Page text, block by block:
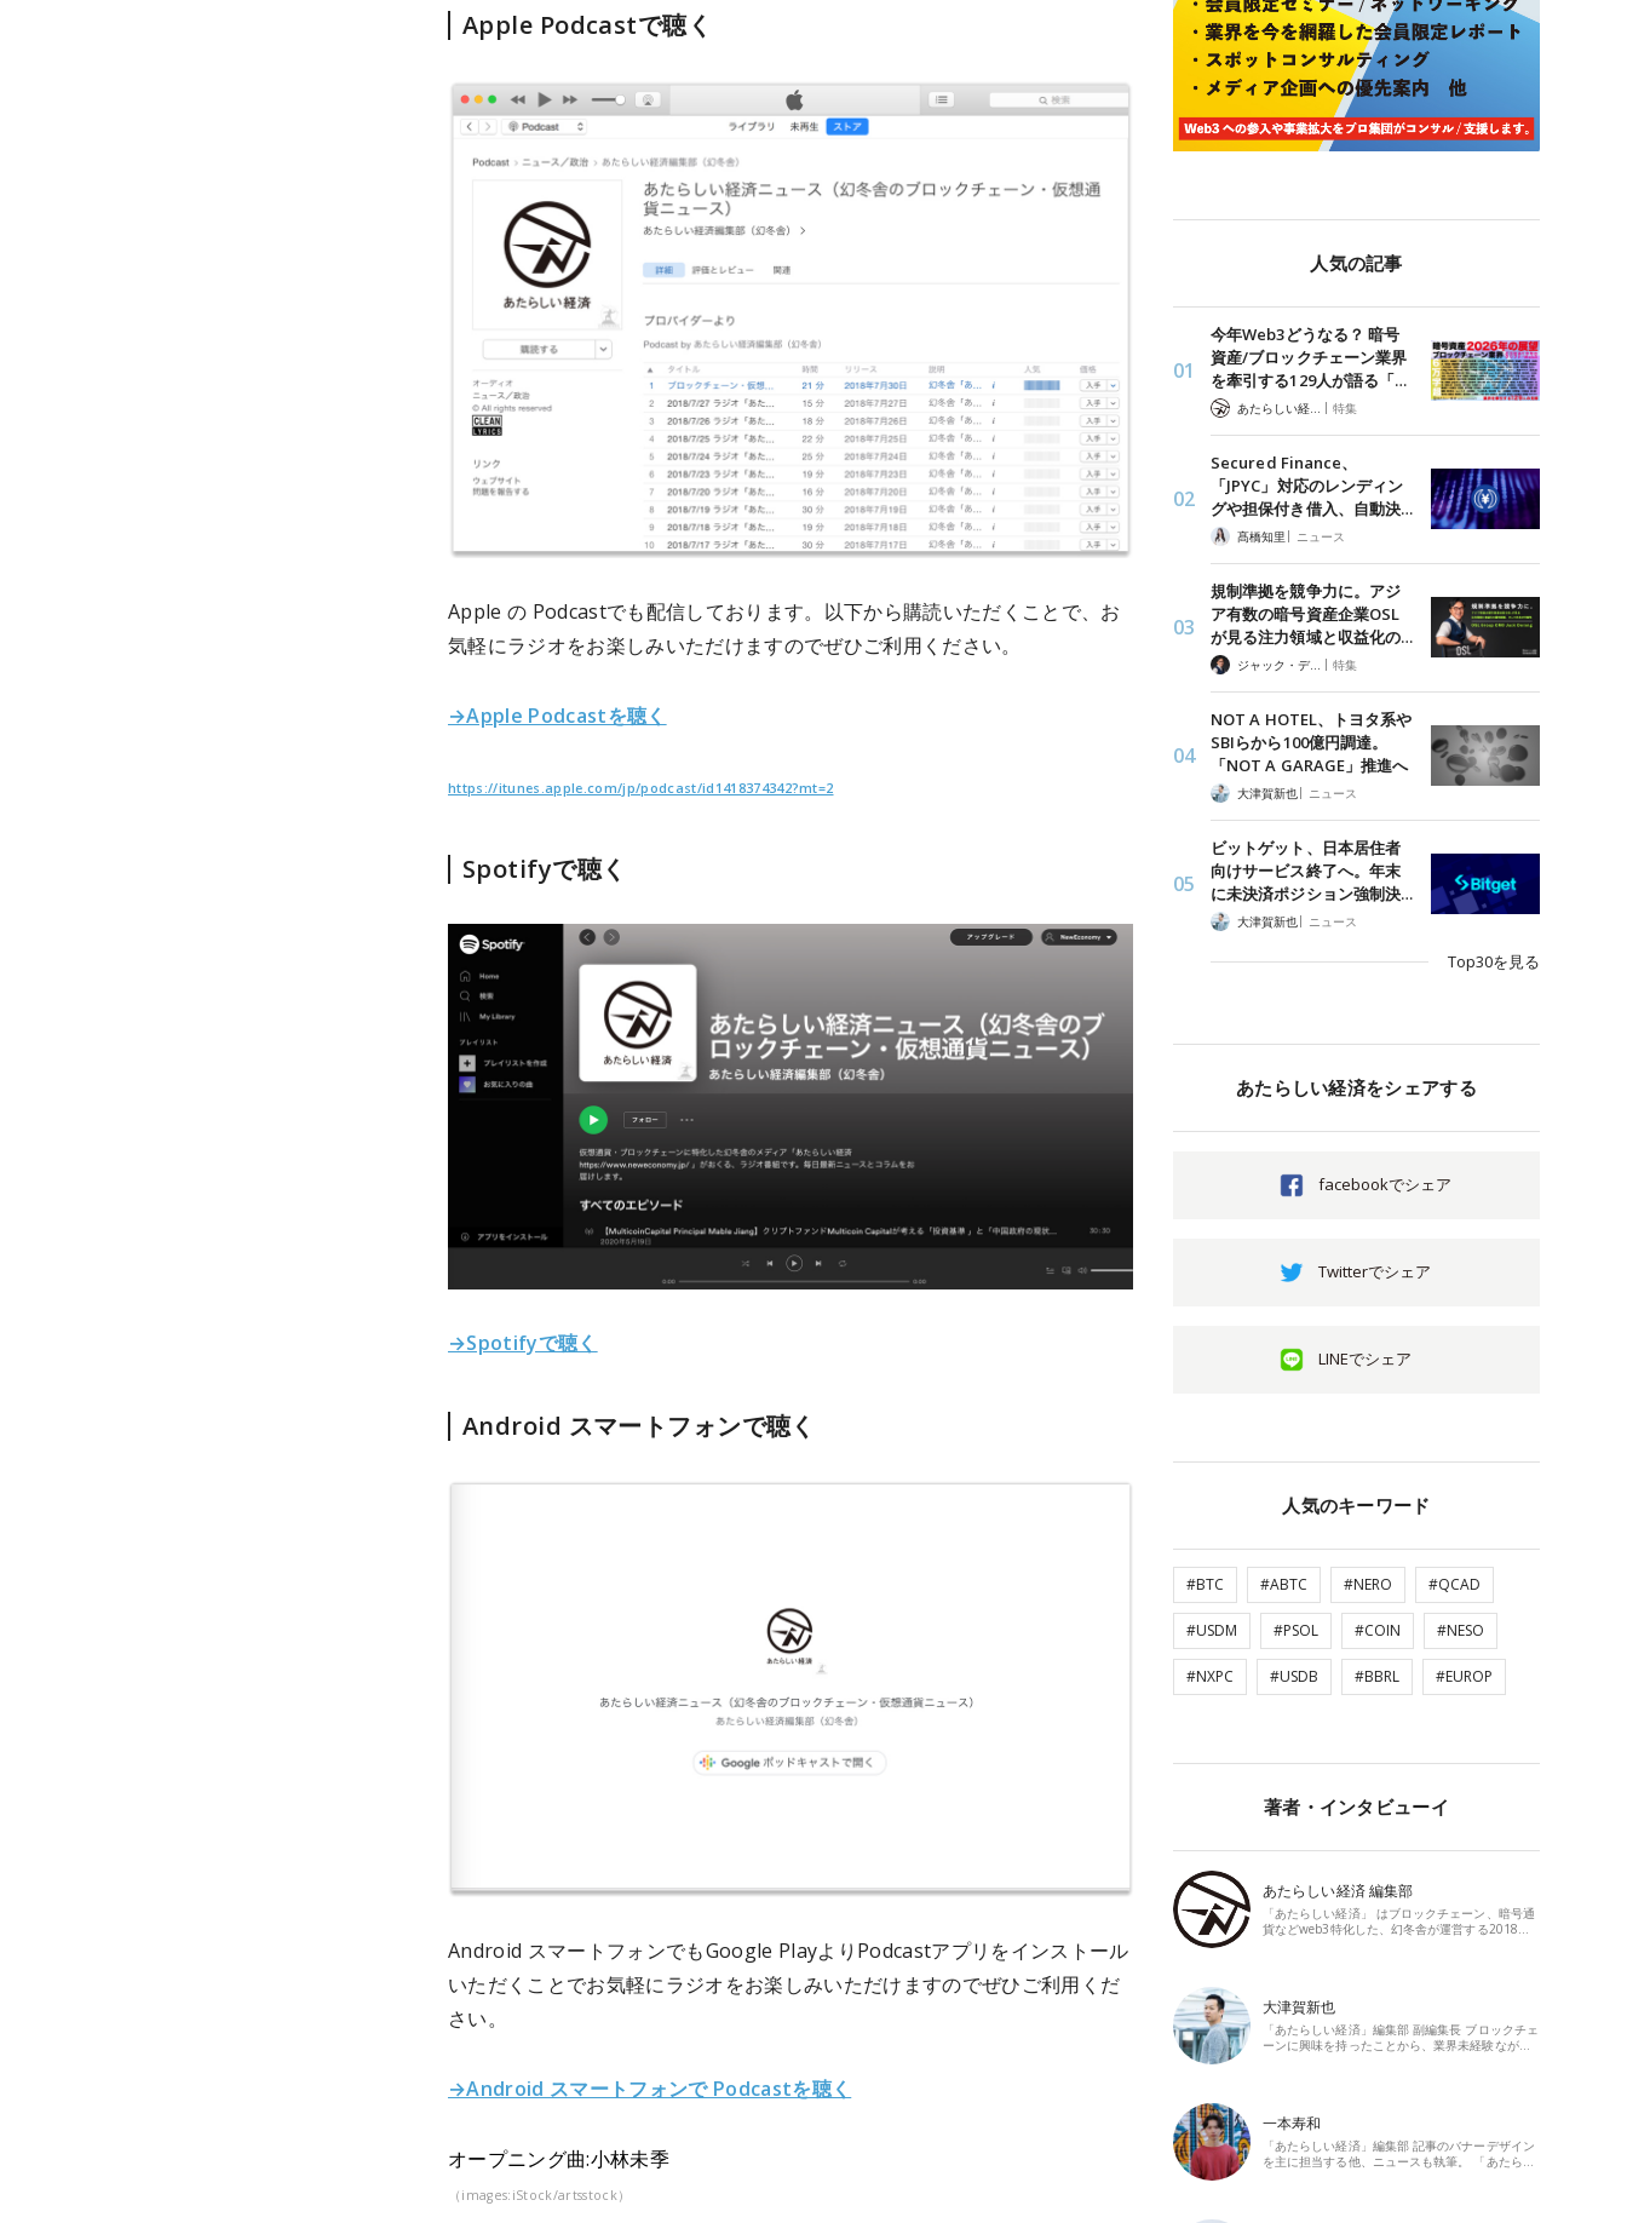
Apple Podcastで聴く
Apple の Podcastでも配信しております。以下から購読いただくことで、お
気軽にラジオをお楽しみいただけますのでぜひご利用ください。
→Apple Podcastを聴く
https://itunes.apple.com/jp/podcast/id1418374342?mt=2
Spotifyで聴く
→Spotifyで聴く
Android スマートフォンで聴く
Android スマートフォンでもGoogle PlayよりPodcastアプリをインストール
いただくことでお気軽にラジオをお楽しみいただけますのでぜひご利用くだ
さい。
→Android スマートフォンで Podcastを聴く
オープニング曲:小林未季
（images:iStock/artsstock）
人気の記事
今年Web3どうなる？ 暗号
資産/ブロックチェーン業界
を牽引する129人が語る「…
| 特集
Secured Finance、
「JPYC」対応のレンディン
グや担保付き借入、自動決…
髙橋知里 | ニュース
規制準拠を競争力に。アジ
ア有数の暗号資産企業OSL
が見る注力領域と収益化の…
ジャック・デロン（Jack Derong） | 特集
NOT A HOTEL、トヨタ系や
SBIらから100億円調達。
「NOT A GARAGE」推進へ
大津賀新也| ニュース
ビットゲット、日本居住者
向けサービス終了へ。年末
に未決済ポジション強制決…
大津賀新也| ニュース
Top30を見る
あたらしい経済をシェアする
facebookでシェア
Twitterでシェア
LINEでシェア
人気のキーワード
#BTC #ABTC #NERO #QCAD
#USDM #PSOL #COIN #NESO
#NXPC #USDB #BBRL #EUROP
著者・インタビューイ
あたらしい経済 編集部
「あたらしい経済」 はブロックチェーン、暗号通
貨などweb3特化した、幻冬舎が運営する2018…
大津賀新也
「あたらしい経済」編集部 副編集長 ブロックチェ
ーンに興味を持ったことから、業界未経験なが…
一本寿和
「あたらしい経済」編集部 記事のバナーデザイン
を主に担当する他、ニュースも執筆。 「あたら…